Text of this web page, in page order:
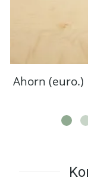
Ahorn (euro.)